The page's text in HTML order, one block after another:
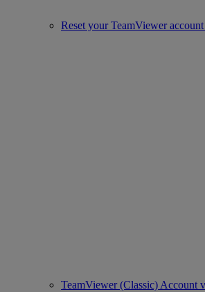
Reset your TeamViewer
TeamViewer (Classic) Account